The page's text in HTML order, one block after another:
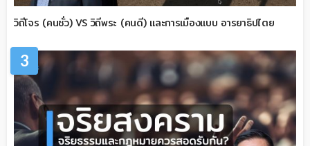
วิถีโจร (คนชั่ว) VS วิถีพระ (คนดี) และการเมืองแบบ อารยาธิปไตย
3